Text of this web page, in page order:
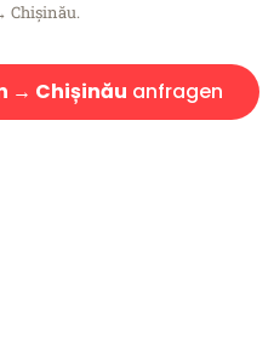
Chișinău.
→ Chișinău anfragen